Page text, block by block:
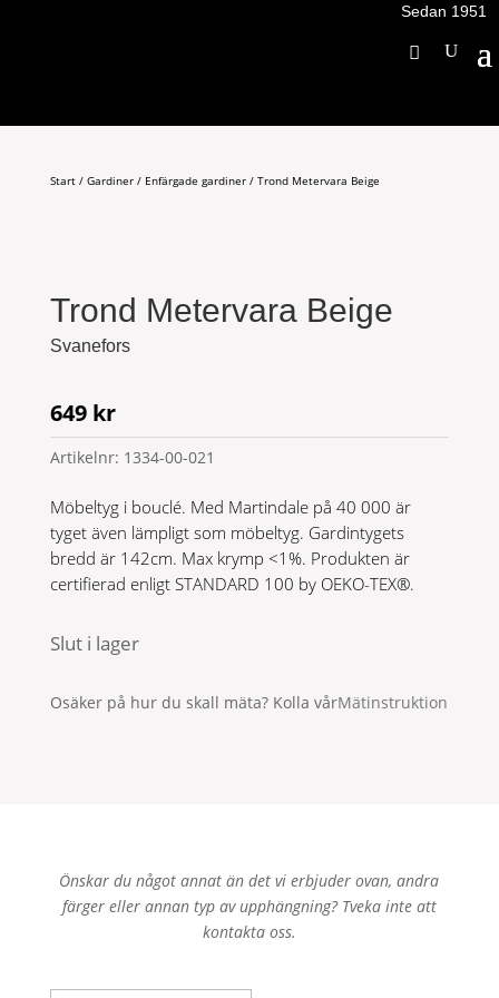
Sedan 1951
Start/ Gardiner/ Enfärgade gardiner/ Trond Metervara Beige
Trond Metervara Beige
Svanefors
649 kr
Artikelnr: 1334-00-021
Möbeltyg i bouclé. Med Martindale på 40 000 är
tyget även lämpligt som möbeltyg. Gardintygets
bredd är 142cm. Max krymp <1%. Produkten är
certifierad enligt STANDARD 100 by OEKO-TEX®.
Slut i lager
Osäker på hur du skall mäta? Kolla vårMätinstruktion
Önskar du något annat än det vi erbjuder ovan, andra
färger eller annan typ av upphängning? Tveka inte att
kontakta oss.